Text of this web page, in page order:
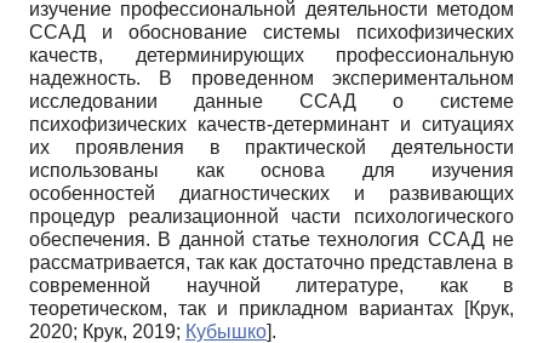
изучение профессиональной деятельности методом
ССАД и обоснование системы психофизических
качеств, детерминирующих профессиональную
надежность. В проведенном экспериментальном
исследовании данные ССАД о системе
психофизических качеств-детерминант и ситуациях
их проявления в практической деятельности
использованы как основа для изучения
особенностей диагностических и развивающих
процедур реализационной части психологического
обеспечения. В данной статье технология ССАД не
рассматривается, так как достаточно представлена в
современной научной литературе, как в
теоретическом, так и прикладном вариантах
[Крук,
2020; Крук, 2019; Кубышко].